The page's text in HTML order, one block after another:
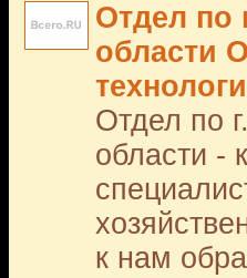
Отдел по
области
Отдел по
области -
к нам